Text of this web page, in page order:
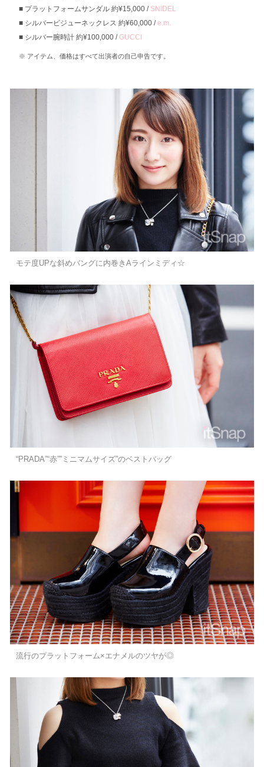
プラットフォームサンダル 約¥15,000 / SNIDEL
シルバービジューネックレス 約¥60,000 /e.m.
シルバー腕時計 約¥100,000 /GUCCI
アイテム、価格はすべて出演者の自己申告です。
モテ度UPな斜めバングに内巻きAラインミディ☆
“PRADA”“赤””ミニマムサイズ”のベストバッグ
流行のプラットフォーム×エナメルのツヤが◎